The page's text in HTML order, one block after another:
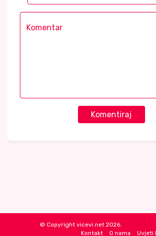
Komentiraj
© Copyright vicevi.net 2026.
Kontakt
O nama Uvjeti